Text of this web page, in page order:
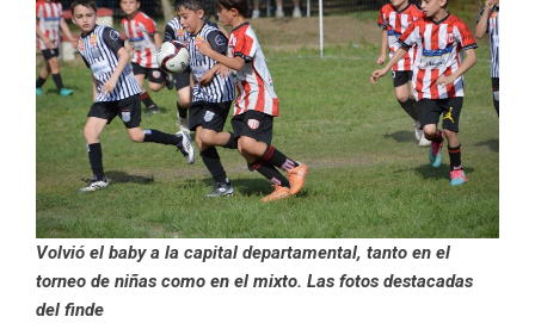
Volvió el baby a la capital departamental, tanto en el
torneo de niñas como en el mixto. Las fotos destacadas
del finde